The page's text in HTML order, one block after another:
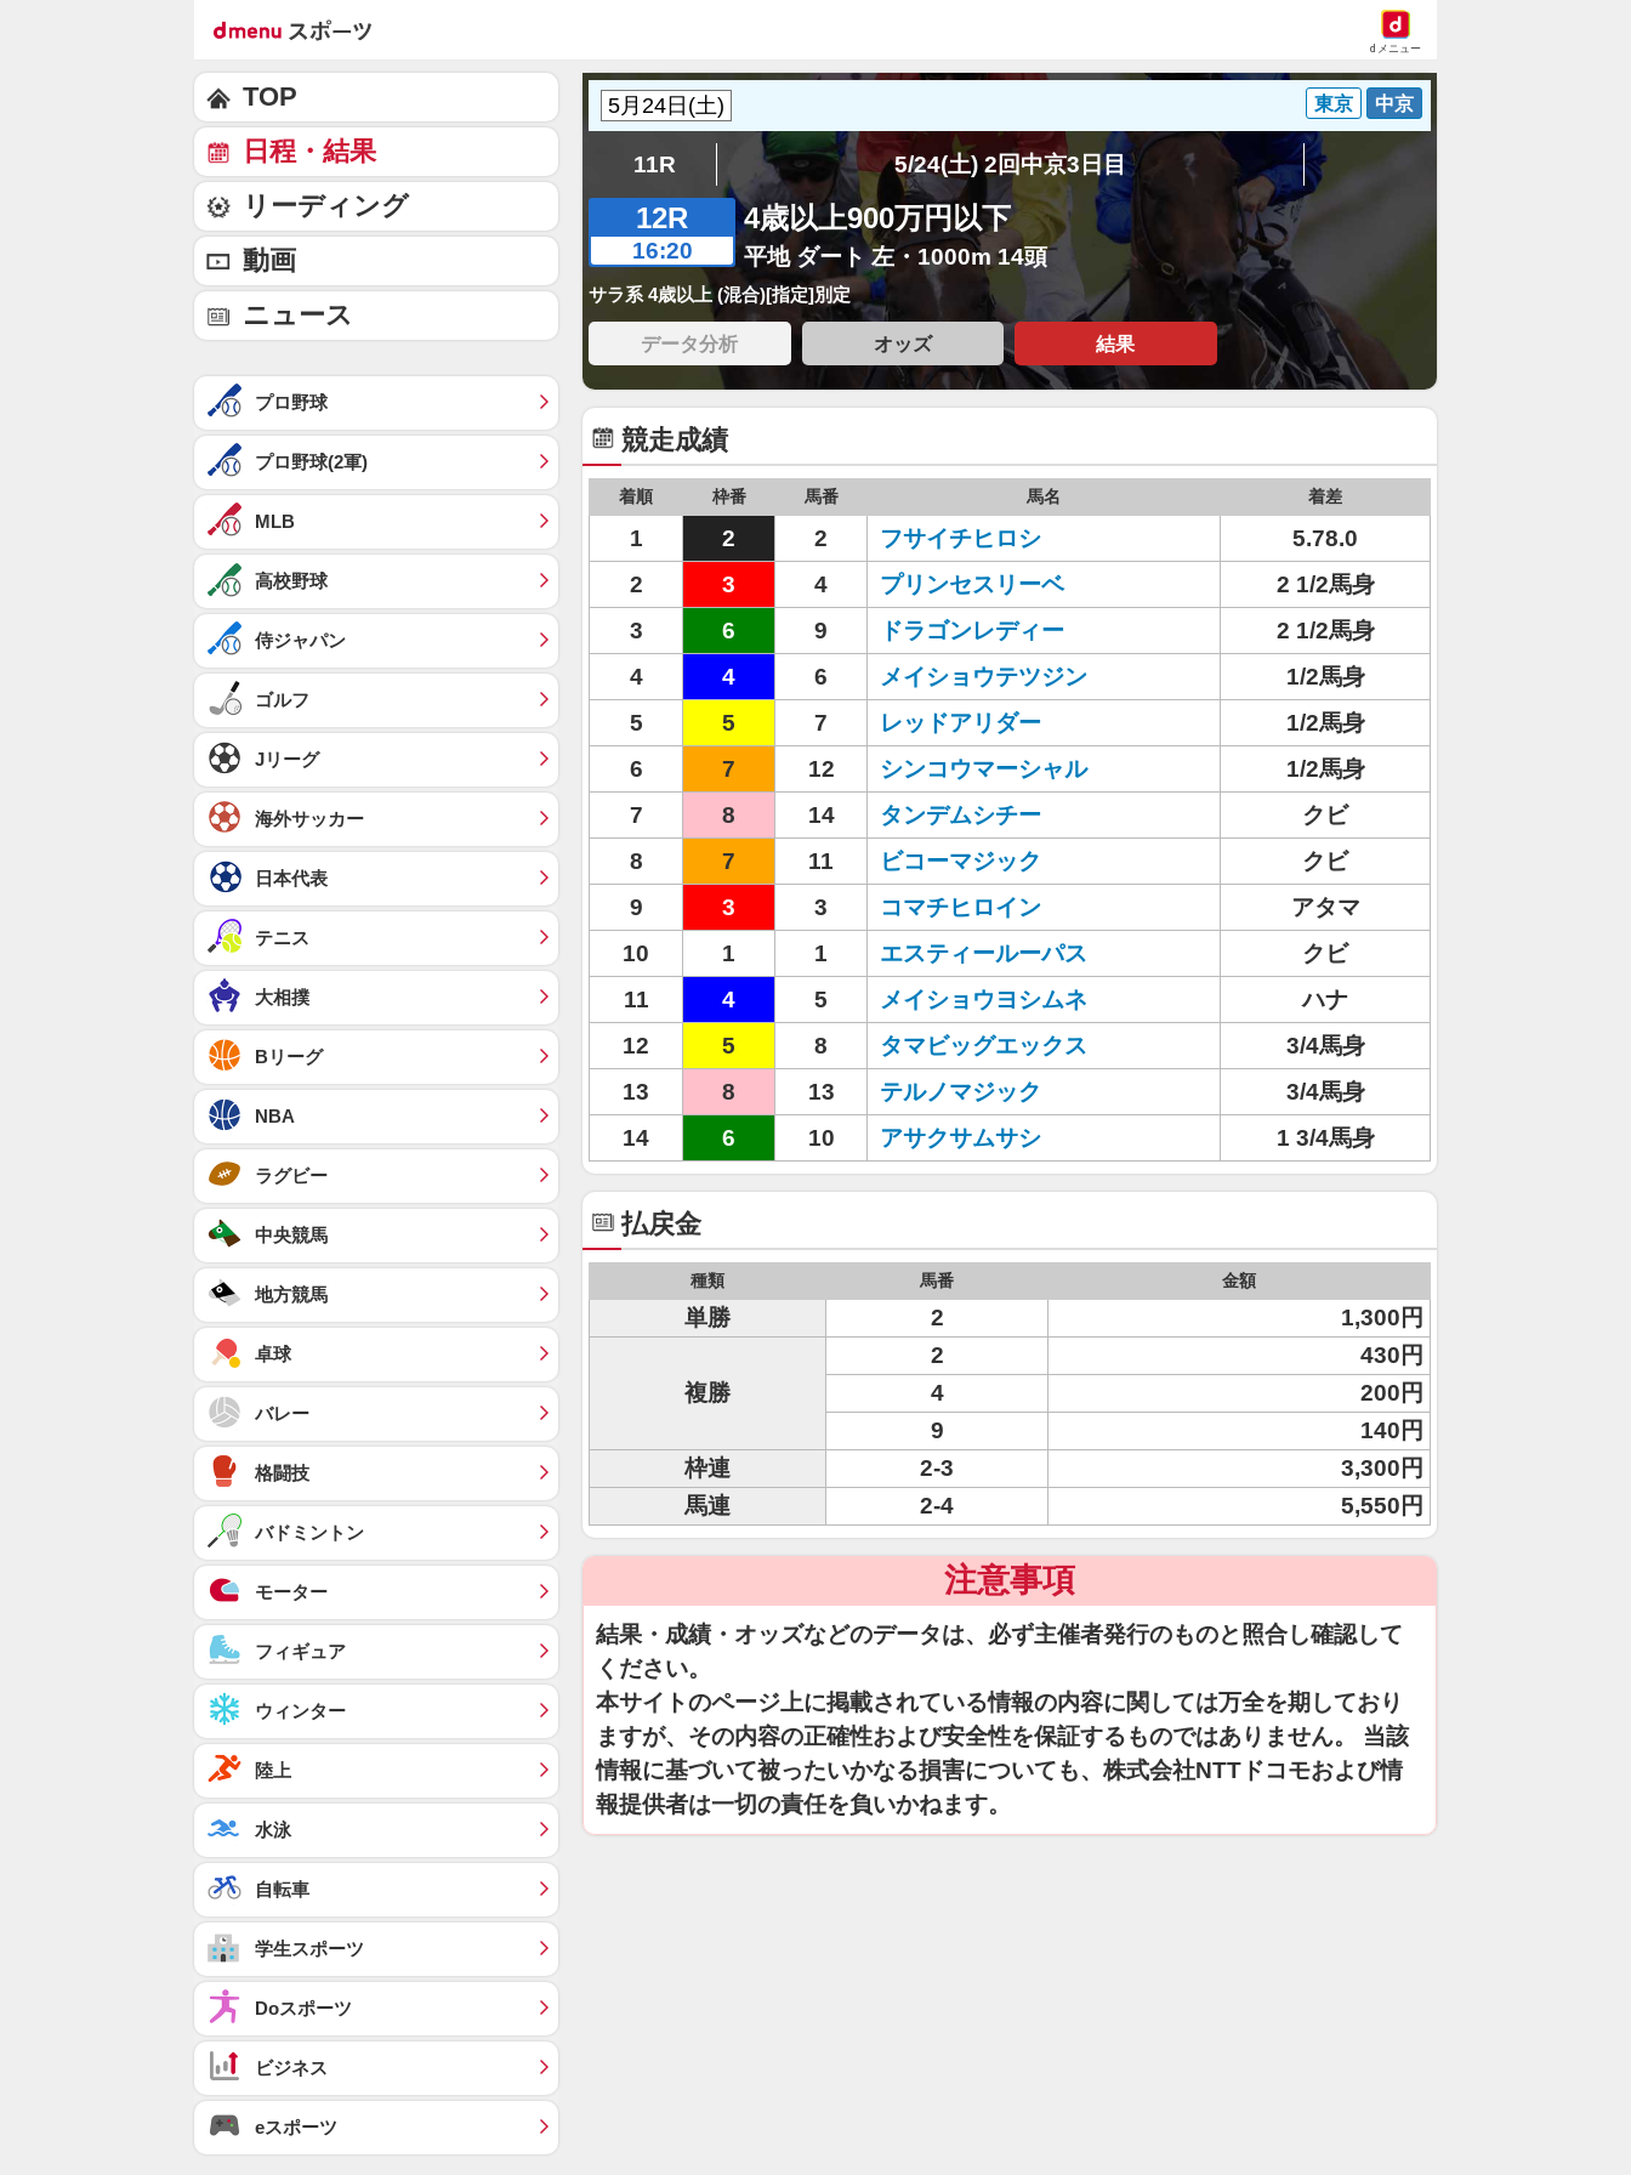
dメニュー
東京 中京
11R 5/24(土) 2回中京3日目
12R
16:20
4歳以上900万円以下
平地 ダート 左・1000m 14頭
サラ系 4歳以上 (混合)[指定]別定
データ分析 オッズ 結果
競走成績
着順 枠番 馬番 馬名 着差
1 2 2 フサイチヒロシ
5.78.0
2
3 4 プリンセスリーベ
2 1/2馬身
3
6 9 ドラゴンレディー
2 1/2馬身
4
4 6 メイショウテツジン
1/2馬身
5
5 7 レッドアリダー
1/2馬身
6
7 12 シンコウマーシャル
1/2馬身
7
8 14 タンデムシチー
クビ
8
7 11 ビコーマジック
クビ
9
3 3 コマチヒロイン
アタマ
10
1 1 エスティールーパス
クビ
11
4 5 メイショウヨシムネ
ハナ
12
5 8 タマビッグエックス
3/4馬身
13
8 13 テルノマジック
3/4馬身
14
6 10 アサクサムサシ 1 3/4馬身
払戻金
種類 馬番 金額
単勝 2 1,300円
複勝
2
430円
4
200円
9
140円
枠連
2-3
3,300円
馬連
2-4 5,550円
注意事項
結果・成績・オッズなどのデータは、必ず主催者発行のものと照合し確認して
ください。
本サイトのページ上に掲載されている情報の内容に関しては万全を期しており
ますが、その内容の正確性および安全性を保証するものではありません。 当該
情報に基づいて被ったいかなる損害についても、株式会社NTTドコモおよび情
報提供者は一切の責任を負いかねます。
TOP
日程・結果
リーディング
動画
ニュース
プロ野球
プロ野球(2軍)
MLB
高校野球
侍ジャパン
ゴルフ
Jリーグ
海外サッカー
日本代表
テニス
大相撲
Bリーグ
NBA
ラグビー
中央競馬
地方競馬
卓球
バレー
格闘技
バドミントン
モーター
フィギュア
ウィンター
陸上
水泳
自転車
学生スポーツ
Doスポーツ
ビジネス
eスポーツ